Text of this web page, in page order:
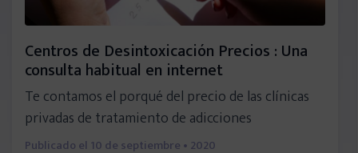
Guías descargables
Directorios
Psicólogos
Centros de Desintoxicación Precios : Una
consulta habitual en internet
Te contamos el porqué del precio de las clínicas
privadas de tratamiento de adicciones
Publicado el 10 de septiembre • 2020